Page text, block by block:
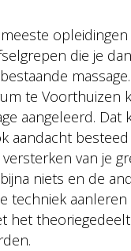
meeste
die je
te Voorthuizen
aangeleerd. Dat
aandacht
van je
niets en de
techniek aanleren
het